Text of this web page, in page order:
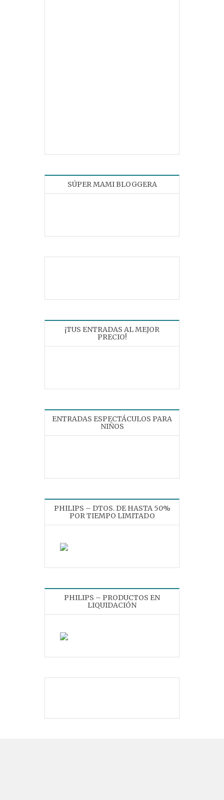
SÚPER MAMI BLOGGERA
¡TUS ENTRADAS AL MEJOR
PRECIO!
ENTRADAS ESPECTÁCULOS PARA
NIÑOS
PHILIPS – DTOS. DE HASTA 50%
POR TIEMPO LIMITADO
PHILIPS – PRODUCTOS EN
LIQUIDACIÓN